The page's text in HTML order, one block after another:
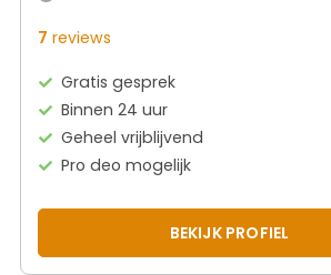
7 reviews
Gratis gesprek
Binnen 24 uur
Geheel vrijblijvend
Pro deo mogelijk
BEKIJK PROFIEL